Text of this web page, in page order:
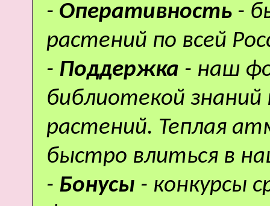
- Оперативность -
растений по всей
- Поддержка - наш
библиотекой
растений. Теплая
быстро влиться в
- Бонусы - конкурсы